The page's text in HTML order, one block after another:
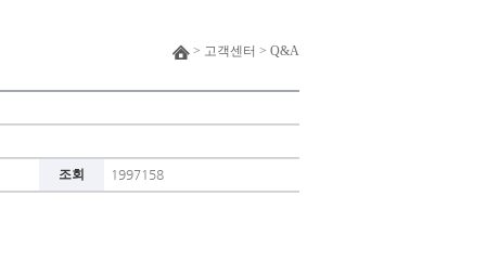
> 고객센터 > Q&A
조회 1997158